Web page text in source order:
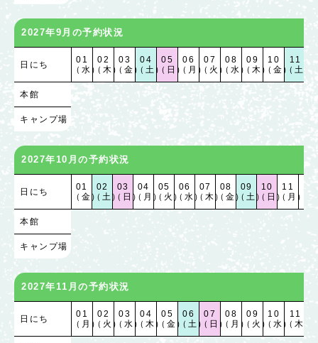
2027年9月の予約状況
日にち
01
（水）
02
（木）
03
（金）
04
（土）
05
（日）
06
（月）
07
（火）
08
（水）
09
（木）
10
（金）
11
（土）
本館
キャンプ場
2027年10月の予約状況
日にち
01
（金）
02
（土）
03
（日）
04
（月）
05
（火）
06
（水）
07
（木）
08
（金）
09
（土）
10
（日）
11
（月）（
本館
キャンプ場
2027年11月の予約状況
日にち
01
（月）
02
（火）
03
（水）
04
（木）
05
（金）
06
（土）
07
（日）
08
（月）
09
（火）
10
（水）
11
（木）